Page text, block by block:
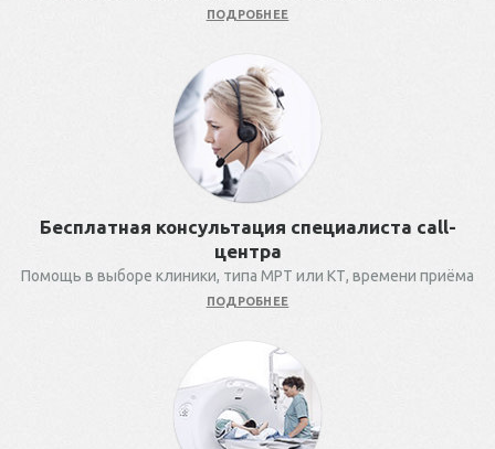
ПОДРОБНЕЕ
Бесплатная консультация специалиста call-
центра
Помощь в выборе клиники, типа МРТ или КТ, времени приёма
ПОДРОБНЕЕ